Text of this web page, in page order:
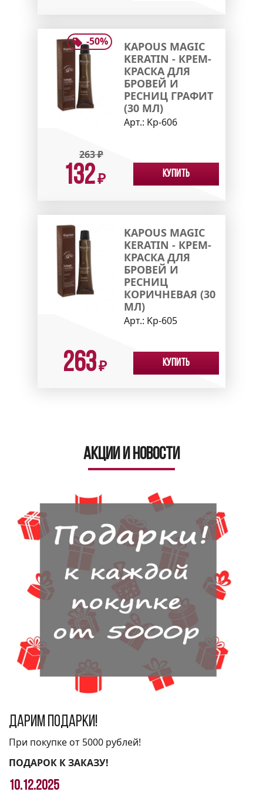
-50%
KAPOUS MAGIC
KERATIN - КРЕМ-
КРАСКА ДЛЯ
БРОВЕЙ И
РЕСНИЦ ГРАФИТ
(30 МЛ)
Арт.: Kp-606
263₽
132₽ Купить
KAPOUS MAGIC
KERATIN - КРЕМ-
КРАСКА ДЛЯ
БРОВЕЙ И
РЕСНИЦ
КОРИЧНЕВАЯ (30
МЛ)
Арт.: Kp-605
263₽ Купить
Акции и новости
Дарим подарки!
При покупке от 5000 рублей!
ПОДАРОК К ЗАКАЗУ!
10.12.2025